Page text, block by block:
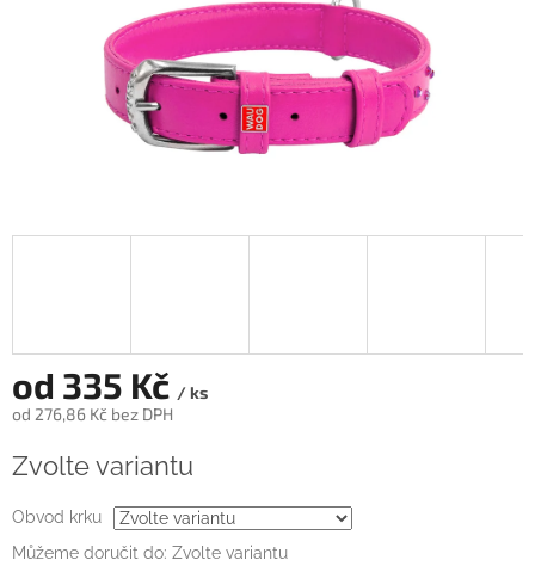
od 335 Kč / ks
od 276,86 Kč bez DPH
cena:
Zvolte variantu
Obvod krku
Můžeme doručit do: Zvolte variantu